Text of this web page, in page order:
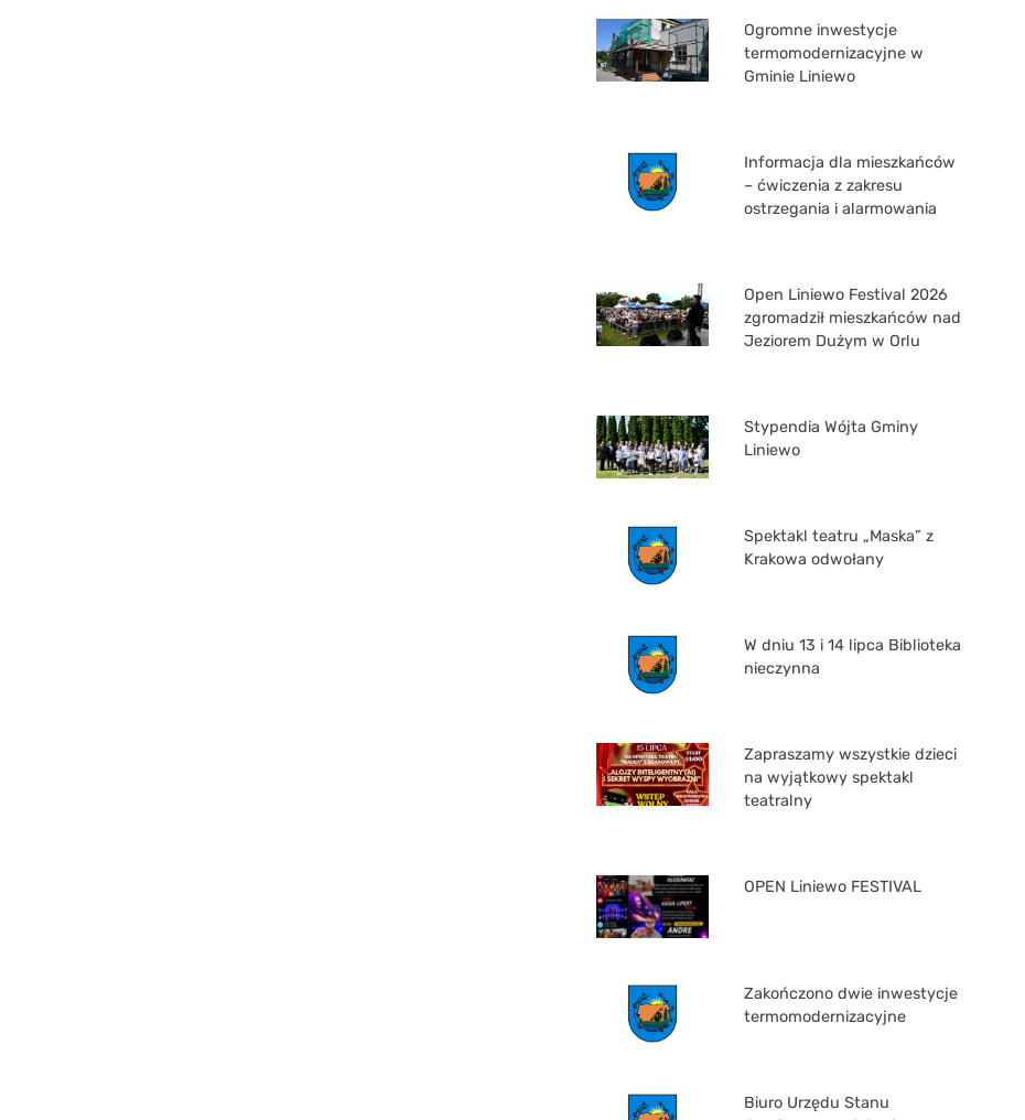
Ogromne inwestycje
termomodernizacyjne w
Gminie Liniewo
Informacja dla mieszkańców
– ćwiczenia z zakresu
ostrzegania i alarmowania
Open Liniewo Festival 2026
zgromadził mieszkańców nad
Jeziorem Dużym w Orlu
Stypendia Wójta Gminy
Liniewo
Spektakl teatru „Maska” z
Krakowa odwołany
W dniu 13 i 14 lipca Biblioteka
nieczynna
Zapraszamy wszystkie dzieci
na wyjątkowy spektakl
teatralny
OPEN Liniewo FESTIVAL
Zakończono dwie inwestycje
termomodernizacyjne
Biuro Urzędu Stanu